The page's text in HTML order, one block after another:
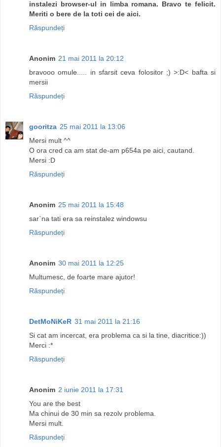
instalezi browser-ul in limba romana. Bravo te felicit.
Meriti o bere de la toti cei de aici.
Răspundeți
Anonim 21 mai 2011 la 20:12
bravooo omule..... in sfarsit ceva folositor ;) >:D< bafta si
mersii
Răspundeți
gooritza 25 mai 2011 la 13:06
Mersi mult ^^
O ora cred ca am stat de-am p654a pe aici, cautand.
Mersi :D
Răspundeți
Anonim 25 mai 2011 la 15:48
sar`na tati era sa reinstalez windowsu
Răspundeți
Anonim 30 mai 2011 la 12:25
Multumesc, de foarte mare ajutor!
Răspundeți
DetMoNiKeR 31 mai 2011 la 21:16
Si cat am incercat, era problema ca si la tine, diacritice:))
Merci :*
Răspundeți
Anonim 2 iunie 2011 la 17:31
You are the best
Ma chinui de 30 min sa rezolv problema.
Mersi mult.
Răspundeți